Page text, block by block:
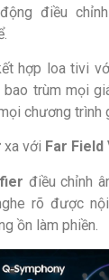
điều
hợp loa tivi
trùm mọi
chương trình
xa với Far Field
điều chỉnh
rõ được
ồn làm phiền.